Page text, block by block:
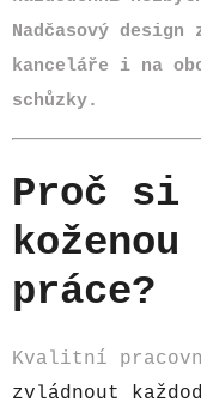
Nadčasový
kanceláře i na
schůzky.
Proč si
práce?
Kvalitní
zvládnout